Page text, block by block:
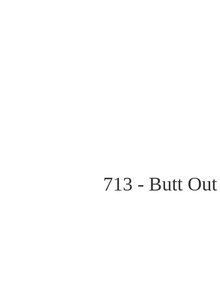
713 - Butt Out